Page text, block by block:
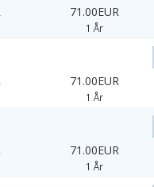
71.00EUR
1 År
71.00EUR
1 År
71.00EUR
1 År